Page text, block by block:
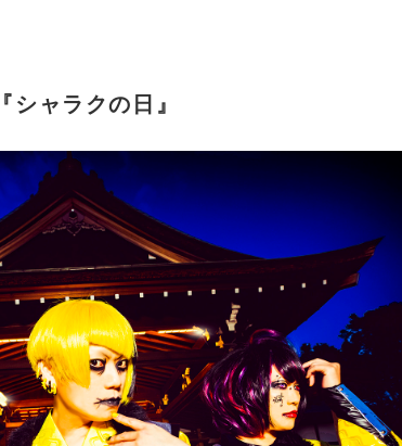
ャラクの日』